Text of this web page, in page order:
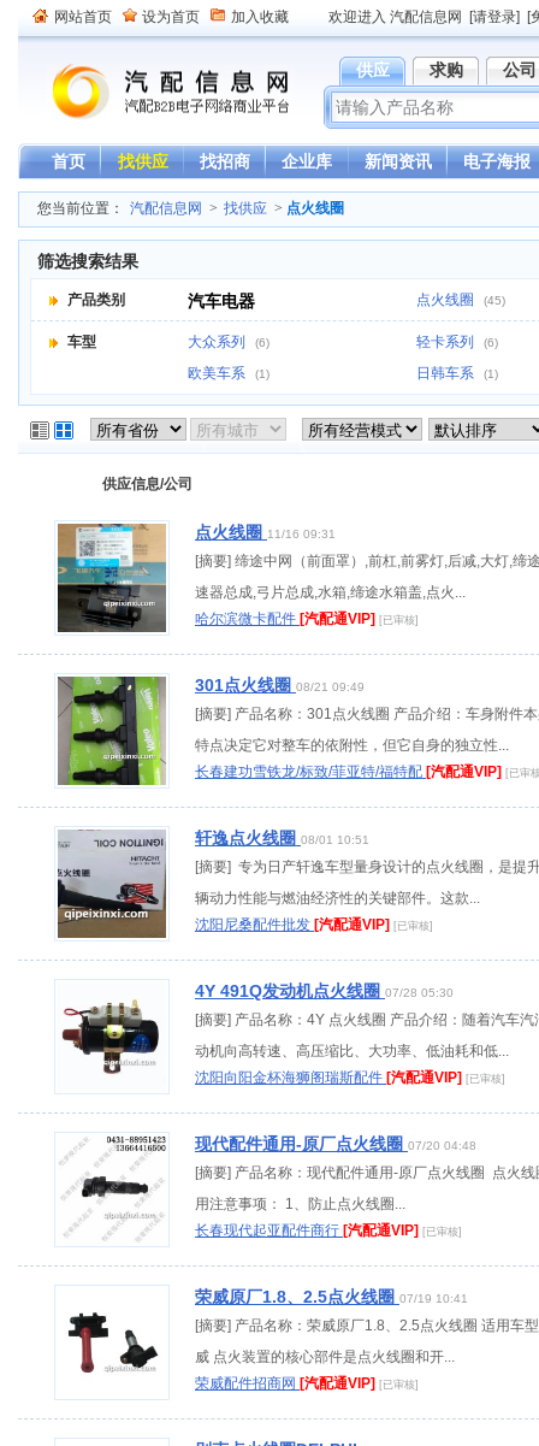
网站首页 设为首页 加入收藏 欢迎进入 汽配信息网 [请登录] [
供应 求购 公司
首页 找供应 找招商 企业库 新闻资讯 电子海报
您当前位置： 汽配信息网 > 找供应 > 点火线圈
筛选搜索结果
产品类别 汽车电器 点火线圈 (45)
车型 大众系列 (6) 轻卡系列 (6)
欧美车系 (1) 日韩车系 (1)
供应信息/公司
点火线圈 11/16 09:31
[摘要] 缔途中网（前面罩）,前杠,前雾灯,后减,大灯,缔
速器总成,弓片总成,水箱,缔途水箱盖,点火...
哈尔滨微卡配件 [汽配通VIP] [已审核]
301点火线圈 08/21 09:49
[摘要] 产品名称：301点火线圈 产品介绍：车身附件
特点决定它对整车的依附性，但它自身的独立性...
长春建功雪铁龙/标致/菲亚特/福特配 [汽配通VIP] [已审
轩逸点火线圈 08/01 10:51
[摘要] 专为日产轩逸车型量身设计的点火线圈，是提
辆动力性能与燃油经济性的关键部件。这款...
沈阳尼桑配件批发 [汽配通VIP] [已审核]
4Y 491Q发动机点火线圈 07/28 05:30
[摘要] 产品名称：4Y 点火线圈 产品介绍：随着汽车汽
动机向高转速、高压缩比、大功率、低油耗和低...
沈阳向阳金杯海狮阁瑞斯配件 [汽配通VIP] [已审核]
现代配件通用-原厂点火线圈 07/20 04:48
[摘要] 产品名称：现代配件通用-原厂点火线圈 点火线
用注意事项： 1、防止点火线圈...
长春现代起亚配件商行 [汽配通VIP] [已审核]
荣威原厂1.8、2.5点火线圈 07/19 10:41
[摘要] 产品名称：荣威原厂1.8、2.5点火线圈 适用车
威 点火装置的核心部件是点火线圈和开...
荣威配件招商网 [汽配通VIP] [已审核]